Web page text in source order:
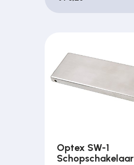
Optex SW-1
Schopschakelaar